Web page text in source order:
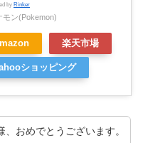
by Rinker
モン(Pokemon)
楽天市場
ショッピング
おめでとうございます。